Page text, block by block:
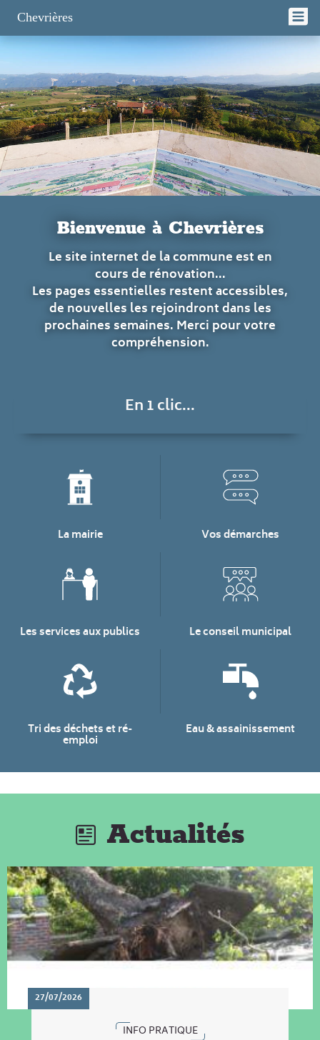
Chevrières
Bienvenue à Chevrières
Le site internet de la commune est en
cours de rénovation...
Les pages essentielles restent accessibles,
de nouvelles les rejoindront dans les
prochaines semaines. Merci pour votre
compréhension.
En 1 clic...
La mairie Vos démarches
Les services aux publics Le conseil municipal
Tri des déchets et ré-
emploi
Eau & assainissement
Actualités
27/07/2026
INFO PRATIQUE